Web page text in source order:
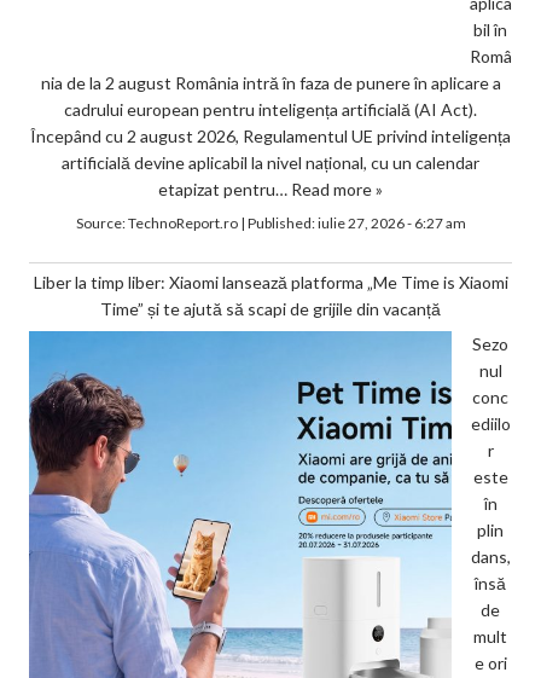
bil în
Româ
nia de la 2 august România intră în faza de punere în aplicare a
cadrului european pentru inteligența artificială (AI Act).
Începând cu 2 august 2026, Regulamentul UE privind inteligența
artificială devine aplicabil la nivel național, cu un calendar
etapizat pentru… Read more »
Source:TechnoReport.ro| Published:iulie 27, 2026 - 6:27 am
Liber la timp liber: Xiaomi lansează platforma „Me Time is Xiaomi
Time” și te ajută să scapi de grijile din vacanță
Sezo
nul
conc
ediilo
r
este
în
plin
dans,
însă
de
mult
e ori